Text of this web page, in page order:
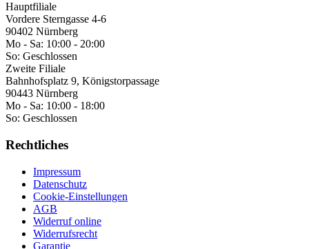
Hauptfiliale
Vordere Sterngasse 4-6
90402 Nürnberg
Mo - Sa: 10:00 - 20:00
So: Geschlossen
Zweite Filiale
Bahnhofsplatz 9, Königstorpassage
90443 Nürnberg
Mo - Sa: 10:00 - 18:00
So: Geschlossen
Rechtliches
Impressum
Datenschutz
Cookie-Einstellungen
AGB
Widerruf online
Widerrufsrecht
Garantie